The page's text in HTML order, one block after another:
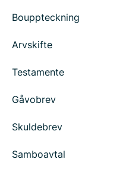
Bouppteckning
Arvskifte
Testamente
Gåvobrev
Skuldebrev
Samboavtal